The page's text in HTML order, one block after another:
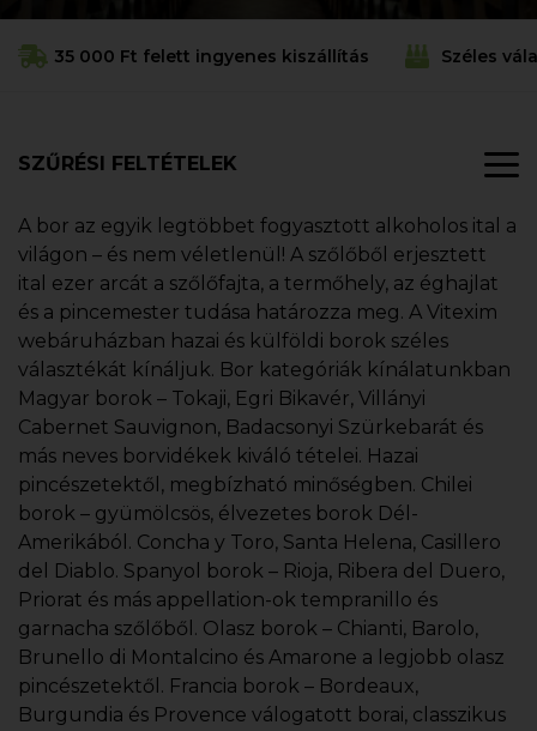
35 000 Ft felett ingyenes kiszállítás Széles
SZŰRÉSI FELTÉTELEK
A bor az egyik legtöbbet fogyasztott alkoholos ital a
világon – és nem véletlenül! A szőlőből erjesztett
ital ezer arcát a szőlőfajta, a termőhely, az éghajlat
és a pincemester tudása határozza meg. A Vitexim
webáruházban hazai és külföldi borok széles
választékát kínáljuk. Bor kategóriák kínálatunkban
Magyar borok – Tokaji, Egri Bikavér, Villányi
Cabernet Sauvignon, Badacsonyi Szürkebarát és
más neves borvidékek kiváló tételei. Hazai
pincészetektől, megbízható minőségben. Chilei
borok – gyümölcsös, élvezetes borok Dél-
Amerikából. Concha y Toro, Santa Helena, Casillero
del Diablo. Spanyol borok – Rioja, Ribera del Duero,
Priorat és más appellation-ok tempranillo és
garnacha szőlőből. Olasz borok – Chianti, Barolo,
Brunello di Montalcino és Amarone a legjobb olasz
pincészetektől. Francia borok – Bordeaux,
Burgundia és Provence válogatott borai, classzikus